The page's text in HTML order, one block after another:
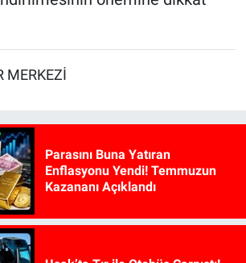
MERKEZİ
Parasını Buna Yatıran
Enflasyonu Yendi! Temmuzun
Kazananı Açıklandı